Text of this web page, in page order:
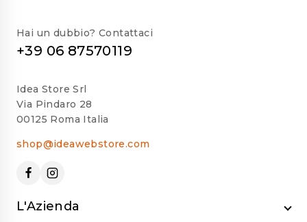
Hai un dubbio? Contattaci
+39 06 87570119
Idea Store Srl
Via Pindaro 28
00125 Roma Italia
shop@ideawebstore.com
L'Azienda